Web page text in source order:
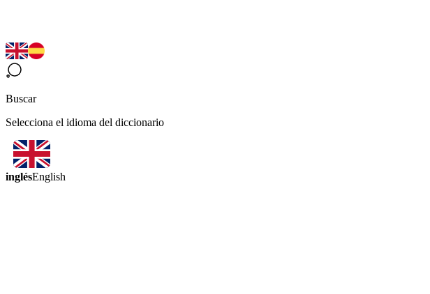
Buscar
Selecciona el idioma del diccionario
inglésEnglish